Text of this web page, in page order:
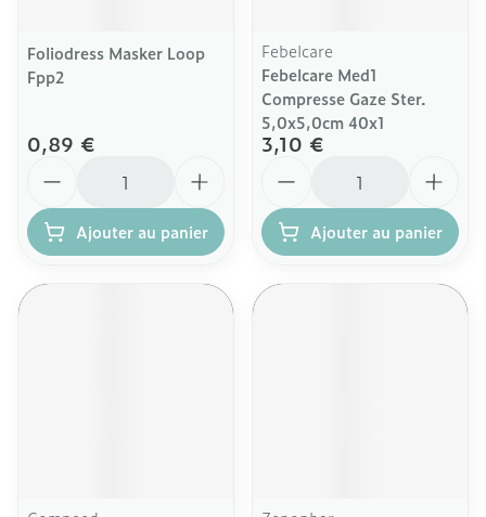
Foliodress Masker Loop
Fpp2
0,89 €
Ajouter au panier
Febelcare
Febelcare Med1
Compresse Gaze Ster.
5,0x5,0cm 40x1
3,10 €
Ajouter au panier